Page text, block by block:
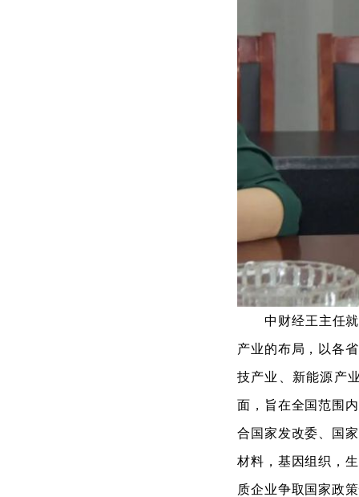
中财经王主任
产业的布局，以各
技产业、新能源产
面，旨在全国范围
合国家发改委、国
材料，基因组织，
质企业争取国家政